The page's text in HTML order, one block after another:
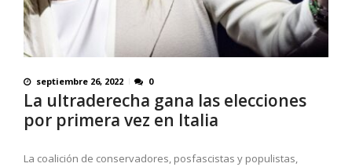
septiembre 26, 2022 0
La ultraderecha gana las elecciones
por primera vez en Italia
La coalición de conservadores, posfascistas y populistas,